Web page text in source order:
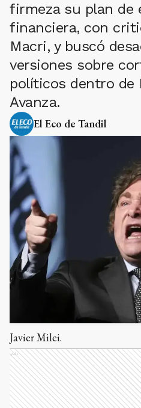
firmeza su plan de
financiera, con
Macri, y buscó
versiones sobre
políticos dentro de
Avanza.
El Eco de Tandil
Javier Milei.
Ads